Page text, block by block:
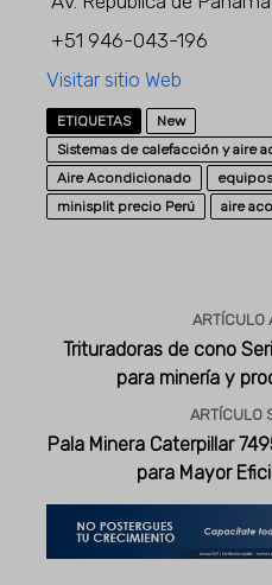
+51 946-043-196
Visitar sitio Web
ETIQUETAS
New
Sistemas de calefacción y aire
Aire Acondicionado
minisplit precio Perú
aire
ARTÍCULO
Trituradoras de cono
para minería y
ARTÍCULO
Pala Minera Caterpillar
para Mayor